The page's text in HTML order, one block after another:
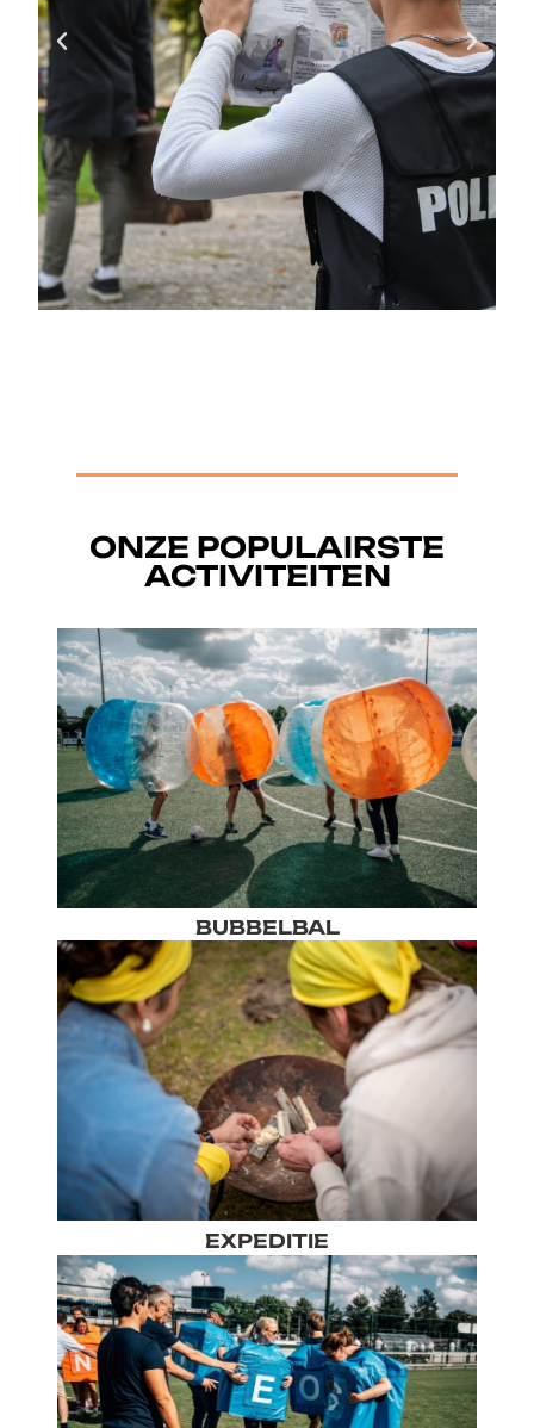
ONZE POPULAIRSTE
ACTIVITEITEN
BUBBELBAL
EXPEDITIE